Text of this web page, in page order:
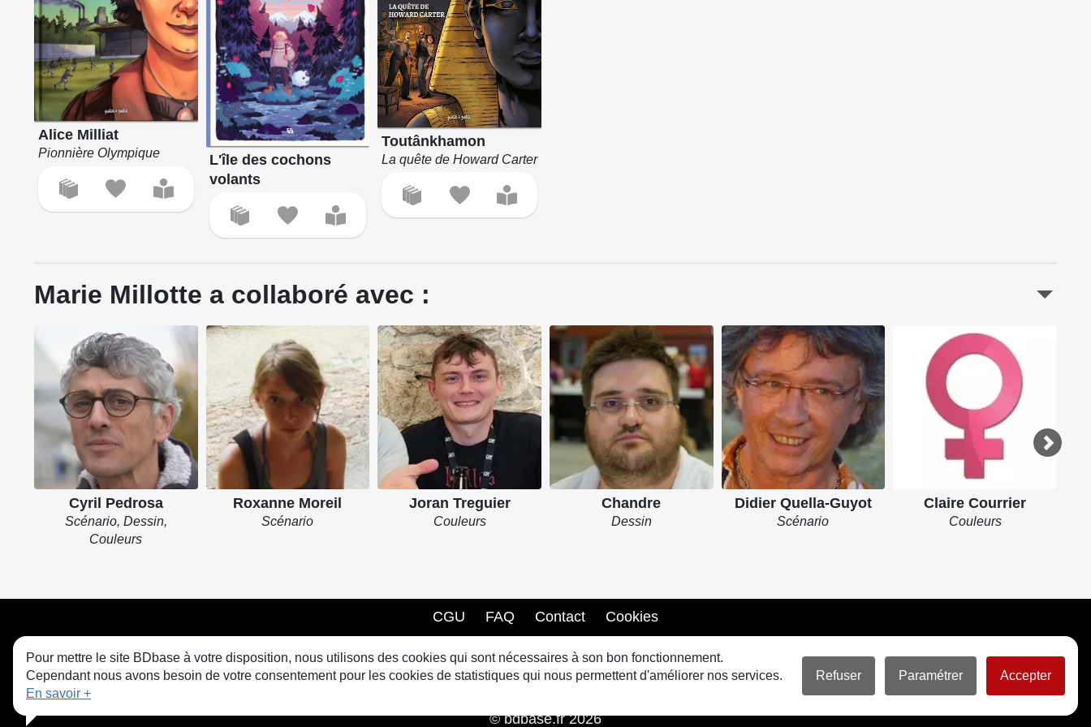
Alice Milliat
Pionnière Olympique
L'île des cochons
volants
Toutânkhamon
La quête de Howard Carter
Marie Millotte a collaboré avec :
Cyril Pedrosa
Scénario, Dessin,
Couleurs
Roxanne Moreil
Scénario
Joran Treguier
Couleurs
Chandre
Dessin
Didier Quella-Guyot
Scénario
Claire Courrier
Couleurs
CGU FAQ Contact Cookies
© bdbase.fr 2026
Pour mettre le site BDbase à votre disposition, nous utilisons des cookies qui sont nécessaires à son bon fonctionnement.
Cependant nous avons besoin de votre consentement pour les cookies de statistiques qui nous permettent d'améliorer nos services.
En savoir +
Refuser Paramétrer Accepter